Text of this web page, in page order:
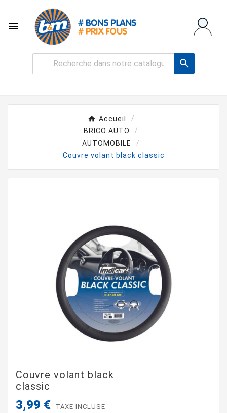


Accueil
BRICO AUTO
AUTOMOBILE
Couvre volant black classic
Couvre volant black
classic
3,99 € TAXE INCLUSE